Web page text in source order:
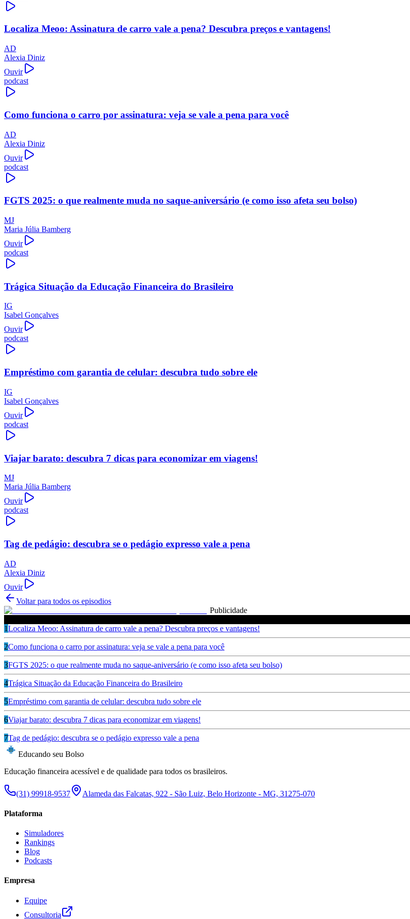
Localiza Meoo: Assinatura de carro vale a pena? Descubra preços e vantagens!
AD
Alexia Diniz
Ouvir
podcast
Como funciona o carro por assinatura: veja se vale a pena para você
AD
Alexia Diniz
Ouvir
podcast
FGTS 2025: o que realmente muda no saque-aniversário (e como isso afeta seu bolso)
MJ
Maria Júlia Bamberg
Ouvir
podcast
Trágica Situação da Educação Financeira do Brasileiro
IG
Isabel Gonçalves
Ouvir
podcast
Empréstimo com garantia de celular: descubra tudo sobre ele
IG
Isabel Gonçalves
Ouvir
podcast
Viajar barato: descubra 7 dicas para economizar em viagens!
MJ
Maria Júlia Bamberg
Ouvir
podcast
Tag de pedágio: descubra se o pedágio expresso vale a pena
AD
Alexia Diniz
Ouvir
Voltar para todos os episodios
Publicidade
1Localiza Meoo: Assinatura de carro vale a pena? Descubra preços e vantagens!
2Como funciona o carro por assinatura: veja se vale a pena para você
3FGTS 2025: o que realmente muda no saque-aniversário (e como isso afeta seu bolso)
4Trágica Situação da Educação Financeira do Brasileiro
5Empréstimo com garantia de celular: descubra tudo sobre ele
6Viajar barato: descubra 7 dicas para economizar em viagens!
7Tag de pedágio: descubra se o pedágio expresso vale a pena
Educando seu Bolso
Educação financeira acessível e de qualidade para todos os brasileiros.
(31) 99918-9537 Alameda das Falcatas, 922 - São Luiz, Belo Horizonte - MG, 31275-070
Plataforma
Simuladores
Rankings
Blog
Podcasts
Empresa
Equipe
Consultoria